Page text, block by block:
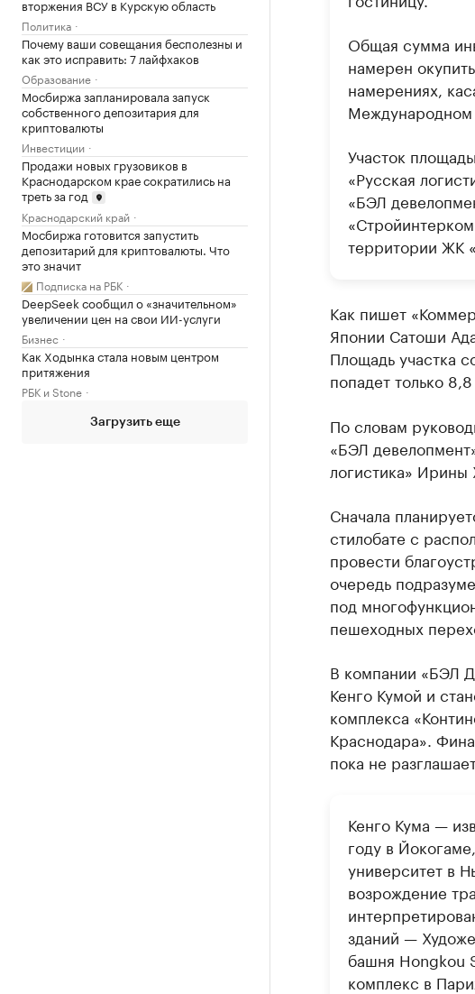
вторжения ВСУ в Курскую область
Политика
Почему ваши совещания бесполезны и
как это исправить: 7 лайфхаков
Образование
Мосбиржа запланировала запуск
собственного депозитария для
криптовалюты
Инвестиции
Продажи новых грузовиков в
Краснодарском крае сократились на
треть за год
Краснодарский край
Мосбиржа готовится запустить
депозитарий для криптовалюты. Что
это значит
Подписка на РБК
DeepSeek сообщил о «значительном»
увеличении цен на свои ИИ-услуги
Бизнес
Как Ходынка стала новым центром
притяжения
РБК и Stone
Загрузить еще
Общая сумма
намерен
намерениях,
Международном
Участок
«Русская
«БЭЛ
территории ЖК
Как пишет
Японии Сатоши
Площадь участка
попадет только
По словам
«БЭЛ
логистика» Ирины
Сначала
стилобате с
провести
очередь
под
пешеходных
В компании «БЭЛ
Кенго Кумой и
комплекса
Краснодара».
пока не
Кенго Кума —
году в
университет в
возрождение
зданий —
башня Hongkou
комплекс в